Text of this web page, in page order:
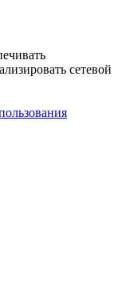
сетевой